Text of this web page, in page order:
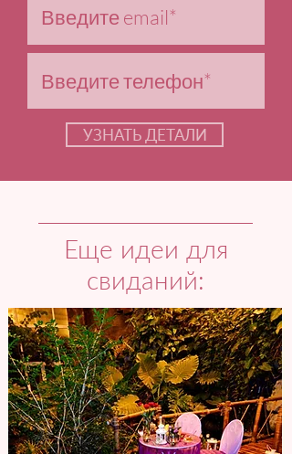
УЗНАТЬ ДЕТАЛИ
Еще идеи для
свиданий: